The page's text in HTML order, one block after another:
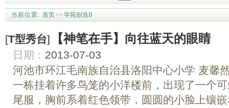
当前位置: 首页>> 学苑创造B
[T型秀台] 【神笔在手】向往蓝天的眼睛
日期： 2013-07-03
河池市环江毛南族自治县洛阳中心小学 麦馨
一栋挂着许多鸟笼的小洋楼前，出现了一个
尾服，胸前系着红色领带，圆圆的小脸上镶